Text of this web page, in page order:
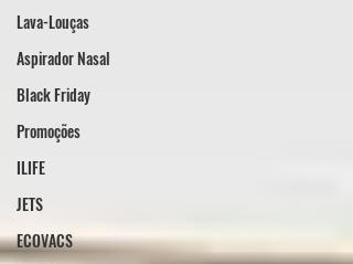
Lava-Louças
Aspirador Nasal
Black Friday
Promoções
ILIFE
JETS
ECOVACS